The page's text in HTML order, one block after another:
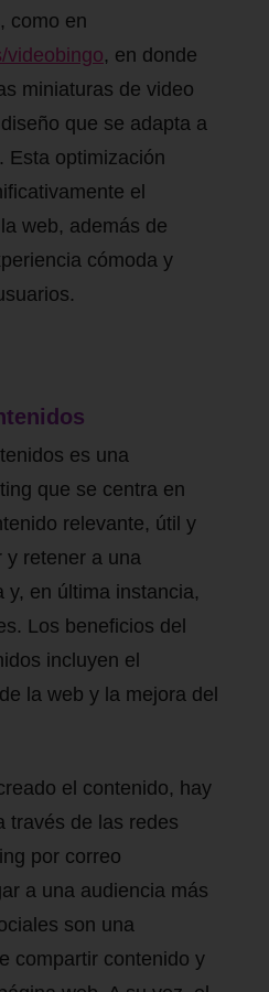
como en
videobingo, en donde
miniaturas de video
que se adapta a
Esta optimización
el
web, además de
cómoda y
es una
que se centra en
relevante, útil y
y retener a una
y, en última instancia,
Los beneficios del
incluyen el
la web y la mejora del
el contenido, hay
través de las redes
por correo
a una audiencia más
son una
compartir contenido y